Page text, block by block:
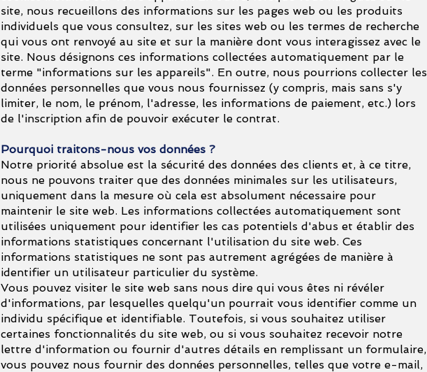
site, nous recueillons des informations sur les pages web ou les produits
individuels que vous consultez, sur les sites web ou les termes de recherche
qui vous ont renvoyé au site et sur la manière dont vous interagissez avec le
site. Nous désignons ces informations collectées automatiquement par le
terme "informations sur les appareils". En outre, nous pourrions collecter les
données personnelles que vous nous fournissez (y compris, mais sans s'y
limiter, le nom, le prénom, l'adresse, les informations de paiement, etc.) lors
de l'inscription afin de pouvoir exécuter le contrat.
Pourquoi traitons-nous vos données ?
Notre priorité absolue est la sécurité des données des clients et, à ce titre,
nous ne pouvons traiter que des données minimales sur les utilisateurs,
uniquement dans la mesure où cela est absolument nécessaire pour
maintenir le site web. Les informations collectées automatiquement sont
utilisées uniquement pour identifier les cas potentiels d'abus et établir des
informations statistiques concernant l'utilisation du site web. Ces
informations statistiques ne sont pas autrement agrégées de manière à
identifier un utilisateur particulier du système.
Vous pouvez visiter le site web sans nous dire qui vous êtes ni révéler
d'informations, par lesquelles quelqu'un pourrait vous identifier comme un
individu spécifique et identifiable. Toutefois, si vous souhaitez utiliser
certaines fonctionnalités du site web, ou si vous souhaitez recevoir notre
lettre d'information ou fournir d'autres détails en remplissant un formulaire,
vous pouvez nous fournir des données personnelles, telles que votre e-mail,